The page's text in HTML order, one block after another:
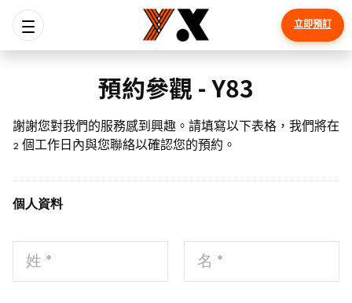
立即預訂
預約參觀 - Y83
謝謝您對我們的服務感到興趣。請填寫以下表格，我們將在
2 個工作日內與您聯絡以確認您的預約。
個人資料